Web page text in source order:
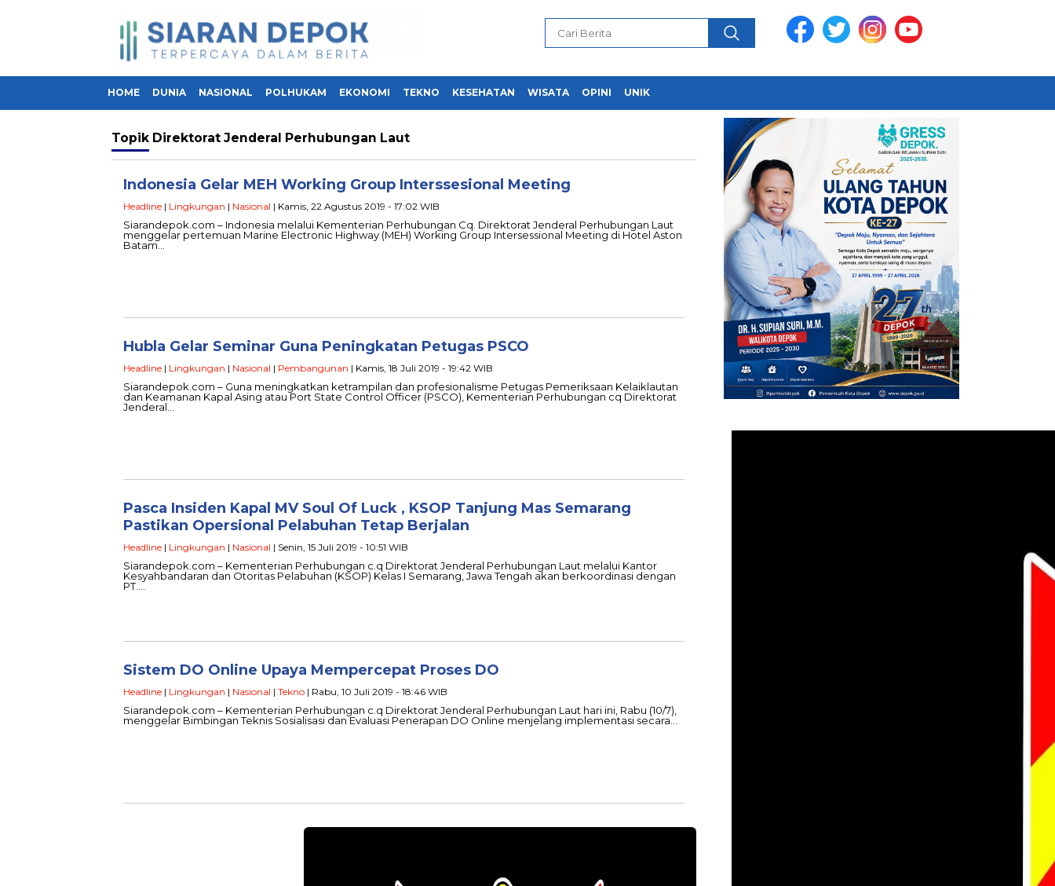
HOME DUNIA NASIONAL POLHUKAM EKONOMI TEKNO KESEHATAN WISATA OPINI UNIK
Topik Direktorat Jenderal Perhubungan Laut
Indonesia Gelar MEH Working Group Interssesional Meeting
Headline | Lingkungan | Nasional | Kamis, 22 Agustus 2019 - 17:02 WIB
Siarandepok.com – Indonesia melalui Kementerian Perhubungan Cq. Direktorat Jenderal Perhubungan Laut
menggelar pertemuan Marine Electronic Highway (MEH) Working Group Intersessional Meeting di Hotel Aston
Batam…
Hubla Gelar Seminar Guna Peningkatan Petugas PSCO
Headline | Lingkungan | Nasional | Pembangunan | Kamis, 18 Juli 2019 - 19:42 WIB
Siarandepok.com – Guna meningkatkan ketrampilan dan profesionalisme Petugas Pemeriksaan Kelaiklautan
dan Keamanan Kapal Asing atau Port State Control Officer (PSCO), Kementerian Perhubungan cq Direktorat
Jenderal…
Pasca Insiden Kapal MV Soul Of Luck , KSOP Tanjung Mas Semarang
Pastikan Opersional Pelabuhan Tetap Berjalan
Headline | Lingkungan | Nasional | Senin, 15 Juli 2019 - 10:51 WIB
Siarandepok.com – Kementerian Perhubungan c.q Direktorat Jenderal Perhubungan Laut melalui Kantor
Kesyahbandaran dan Otoritas Pelabuhan (KSOP) Kelas I Semarang, Jawa Tengah akan berkoordinasi dengan
PT….
Sistem DO Online Upaya Mempercepat Proses DO
Headline | Lingkungan | Nasional | Tekno | Rabu, 10 Juli 2019 - 18:46 WIB
Siarandepok.com – Kementerian Perhubungan c.q Direktorat Jenderal Perhubungan Laut hari ini, Rabu (10/7),
menggelar Bimbingan Teknis Sosialisasi dan Evaluasi Penerapan DO Online menjelang implementasi secara…